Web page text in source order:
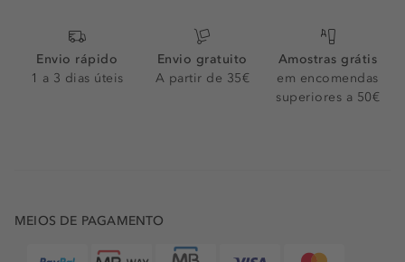
Envio rápido
1 a 3 dias úteis
Envio gratuito
A partir de 35€
Amostras grátis
em encomendas
superiores a 50€
MEIOS DE PAGAMENTO